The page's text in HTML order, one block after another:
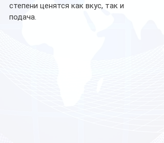
степени ценятся как вкус, так и
подача.